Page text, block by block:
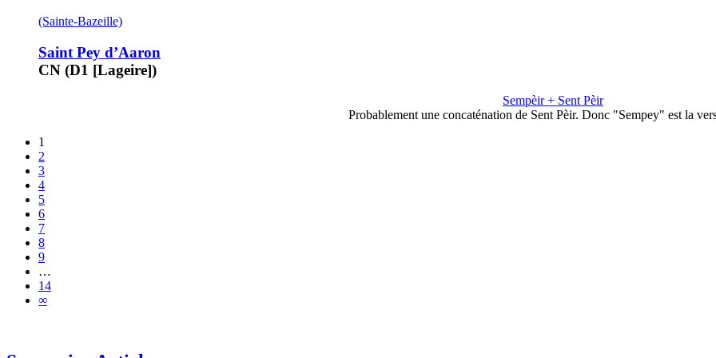
(Sainte-Bazeille)
Saint Pey d’Aaron
CN (D1 [Lageire])
Sempèir + Sent Pèir
Probablement une concaténation de Sent Pèir. Donc "Sempey" est la
1
2
3
4
5
6
7
8
9
…
14
∞